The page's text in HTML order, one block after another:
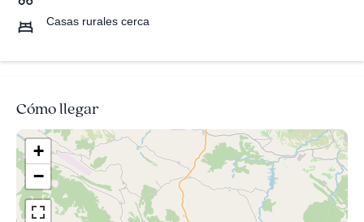
Casas rurales cerca
Cómo llegar
+
−